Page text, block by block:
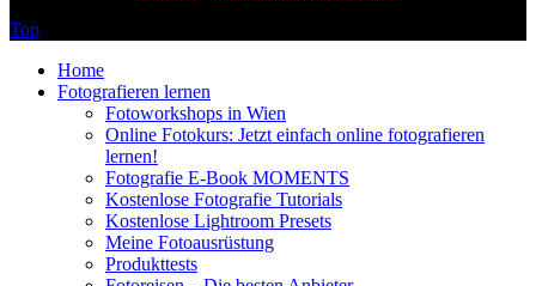
Top
Home
Fotografieren lernen
Fotoworkshops in Wien
Online Fotokurs: Jetzt einfach online fotografieren
lernen!
Fotografie E-Book MOMENTS
Kostenlose Fotografie Tutorials
Kostenlose Lightroom Presets
Meine Fotoausrüstung
Produkttests